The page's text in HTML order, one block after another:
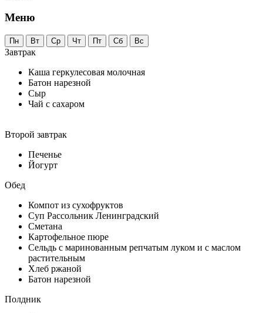
Меню
Пн Вт Ср Чт Пт Сб Вс
Завтрак
Каша геркулесовая молочная
Батон нарезной
Сыр
Чай с сахаром
Второй завтрак
Печенье
Йогурт
Обед
Компот из сухофруктов
Суп Рассольник Ленинградский
Сметана
Картофельное пюре
Сельдь с маринованным репчатым луком и с маслом
растительным
Хлеб ржаной
Батон нарезной
Полдник